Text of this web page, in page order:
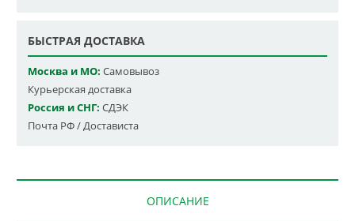
БЫСТРАЯ ДОСТАВКА
Москва и МО: Самовывоз
Курьерская доставка
Россия и СНГ: СДЭК
Почта РФ / Достависта
ОПИСАНИЕ